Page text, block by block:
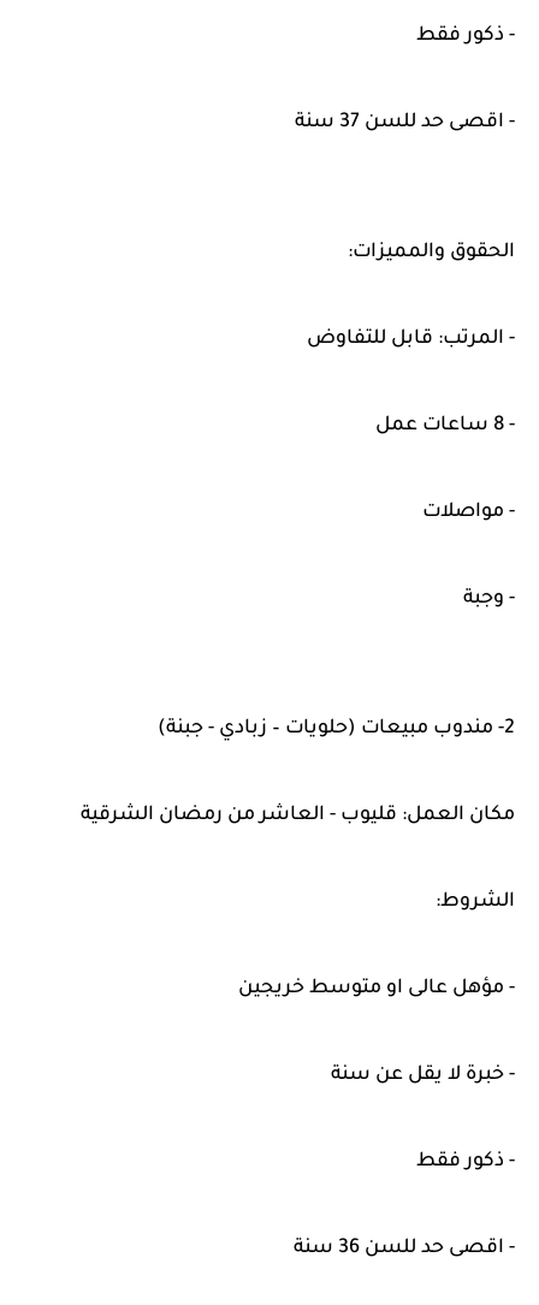
- ذكور فقط
- اقصى حد للسن 37 سنة
الحقوق والمميزات:
- المرتب: قابل للتفاوض
- 8 ساعات عمل
- مواصلات
- وجبة
2- مندوب مبيعات (حلويات – زبادي - جبنة)
مكان العمل: قليوب - العاشر من رمضان الشرقية
الشروط:
- مؤهل عالى او متوسط خريجين
- خبرة لا يقل عن سنة
- ذكور فقط
- اقصى حد للسن 36 سنة